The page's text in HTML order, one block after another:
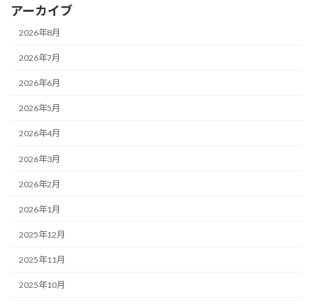
アーカイブ
2026年8月
2026年7月
2026年6月
2026年5月
2026年4月
2026年3月
2026年2月
2026年1月
2025年12月
2025年11月
2025年10月